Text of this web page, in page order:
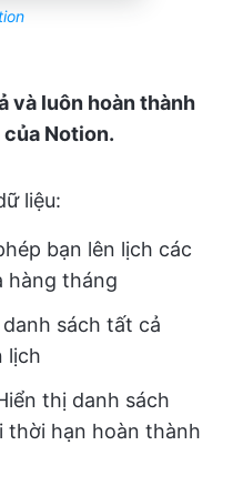
và luôn hoàn thành
Notion.
liệu:
bạn lên lịch các
hàng tháng
sách tất cả
lịch
thị danh sách
thời hạn hoàn thành